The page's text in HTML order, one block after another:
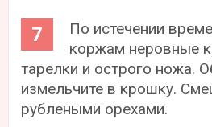
По истечении
коржам неровные
тарелки и острого ножа.
измельчите в крошку.
рублеными орехами.